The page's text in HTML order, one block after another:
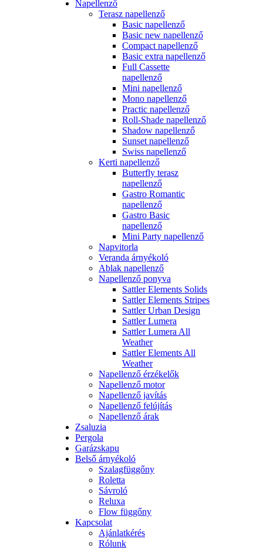
Napellenző
Terasz napellenző
Basic napellenző
Basic new napellenző
Compact napellenző
Basic extra napellenző
Full Cassette
napellenző
Mini napellenző
Mono napellenző
Practic napellenző
Roll-Shade napellenző
Shadow napellenző
Sunset napellenző
Swiss napellenző
Kerti napellenző
Butterfly terasz
napellenző
Gastro Romantic
napellenző
Gastro Basic
napellenző
Mini Party napellenző
Napvitorla
Veranda árnyékoló
Ablak napellenző
Napellenző ponyva
Sattler Elements Solids
Sattler Elements Stripes
Sattler Urban Design
Sattler Lumera
Sattler Lumera All
Weather
Sattler Elements All
Weather
Napellenző érzékelők
Napellenző motor
Napellenző javítás
Napellenző felújítás
Napellenző árak
Zsaluzia
Pergola
Garázskapu
Belső árnyékoló
Szalagfüggőny
Roletta
Sávroló
Reluxa
Flow függőny
Kapcsolat
Ajánlatkérés
Rólunk